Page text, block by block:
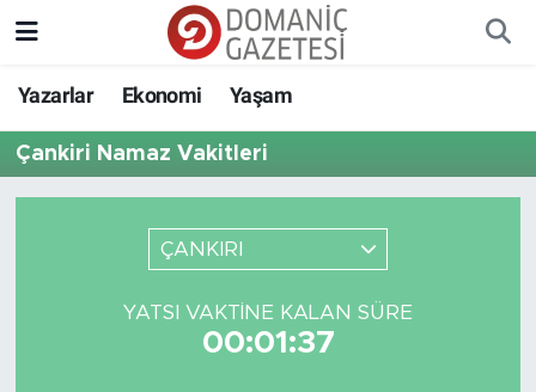
Yazarlar Ekonomi Yaşam
Çankiri Namaz Vakitleri
ÇANKIRI
YATSI VAKTINE KALAN SÜRE
00:01:37